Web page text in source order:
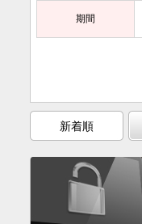
期間
新着順